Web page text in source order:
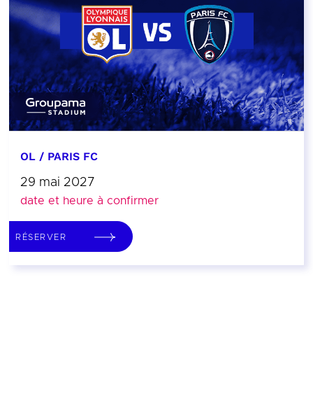
OL / PARIS FC
29 mai 2027
date et heure à confirmer
RÉSERVER